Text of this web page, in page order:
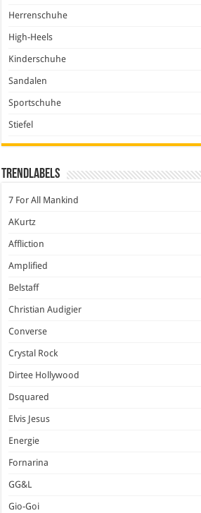
Herrenschuhe
High-Heels
Kinderschuhe
Sandalen
Sportschuhe
Stiefel
Trendlabels
7 For All Mankind
AKurtz
Affliction
Amplified
Belstaff
Christian Audigier
Converse
Crystal Rock
Dirtee Hollywood
Dsquared
Elvis Jesus
Energie
Fornarina
GG&L
Gio-Goi